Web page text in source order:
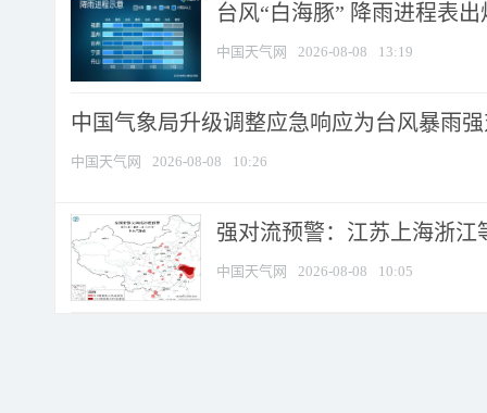
台风“白海豚” 降雨进程表
中国天气网 2026-08-08 13:19
中国气象局升级调整应急响应为台风暴雨
中国天气网 2026-08-08 10:26
强对流预警：江苏上海浙江
中国天气网 2026-08-08 10:05